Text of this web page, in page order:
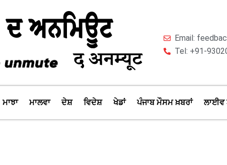
Email:
Tel: +91-
ਮਾਝਾ ਮਾਲਵਾ ਦੇਸ਼ ਵਿਦੇਸ਼ ਖੇਡਾਂ ਪੰਜਾਬ ਮੌਸਮ ਖ਼ਬਰਾਂ ਲਾਈਵ